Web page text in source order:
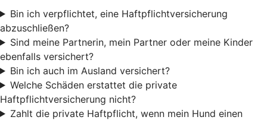
Bin ich verpflichtet, eine Haftpflichtversicherung
abzuschließen?
Sind meine Partnerin, mein Partner oder meine Kinder
ebenfalls versichert?
Bin ich auch im Ausland versichert?
Welche Schäden erstattet die private
Haftpflichtversicherung nicht?
Zahlt die private Haftpflicht, wenn mein Hund einen